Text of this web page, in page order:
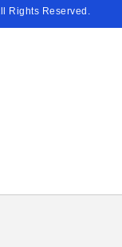
Rights Reserved.